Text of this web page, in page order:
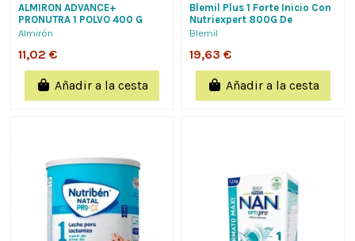
ALMIRON ADVANCE+
PRONUTRA 1 POLVO 400 G
Almirón
11,02 €
Añadir a la cesta
Blemil Plus 1 Forte Inicio Con
Nutriexpert 800G De
Laboratorios Ordesa S.a.
Blemil
19,63 €
Añadir a la cesta